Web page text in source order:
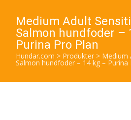
Medium Adult
Salmon hundfoder –
Purina Pro Plan
Hundar.com > Produkter > Medium
Salmon hundfoder – 14 kg – Purina